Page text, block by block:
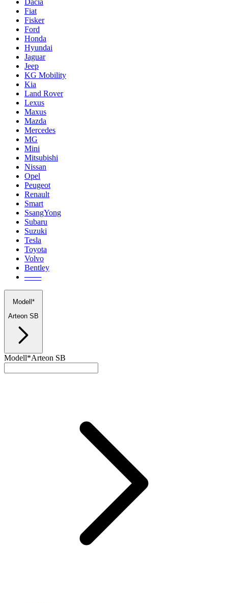
Fiat
Fisker
Ford
Honda
Hyundai
Jaguar
Jeep
KG Mobility
Kia
Land Rover
Lexus
Maxus
Mazda
Mercedes
MG
Mini
Mitsubishi
Nissan
Opel
Peugeot
Renault
Smart
SsangYong
Subaru
Suzuki
Tesla
Toyota
Volvo
Bentley
───
Modell*
Arteon SB
Modell*Arteon SB